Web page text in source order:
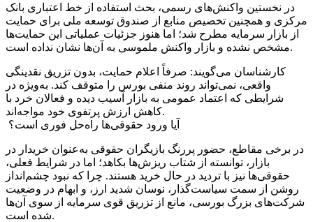
در نخستین واکنش‌های رسمی، بحث استفاده از خط اعتباری بانک
مرکزی و همچنین تخصیص منابع از صندوق توسعه ملی برای حمایت
از بازار سرمایه مطرح شد؛ اما هنوز جزئیات عملیاتی این حمایت‌ها
مشخص نشده و بازار واکنش ملموسی به آن‌ها نشان نداده است.
کارشناسان می‌گویند: صرفاً اعلام حمایت، بدون تزریق نقدینگی
واقعی، نمی‌تواند روند منفی بورس را متوقف کند. به‌ویژه در
شرایطی که اعتماد عمومی به بازار آسیب دیده و فعالان خرد با
کاهش ارزش پرتفوی خود مواجه‌اند.
آیا ورود حقوقی‌ها راه‌حل فوری است؟
در برخی مقاطع، حضور پررنگ بازیگران حقوقی به‌عنوان خریدار در
بازار، توانسته از شتاب ریزش‌ها بکاهد؛ اما در شرایط فعلی،
حقوقی‌ها نیز با تردید در حال خرید هستند. چرا که نبود چشم‌انداز
روشن از سمت سیاست‌گذار، نوسان شدید ارز، و ابهام در وضعیت
شرکت‌های بزرگ بورسی، مانع از تزریق قوی سرمایه از سوی آن‌ها
شده است.